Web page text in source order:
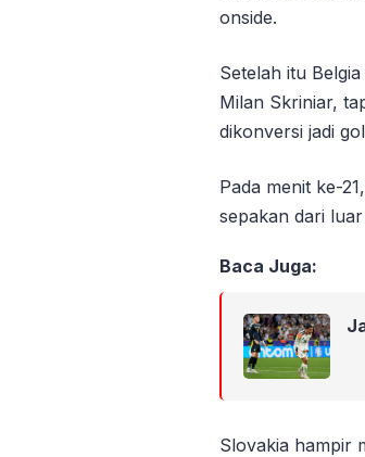
onside.
Setelah itu
Milan Skriniar,
dikonversi jadi
Pada menit ke-
sepakan dari
Baca Juga:
Slovakia hampir